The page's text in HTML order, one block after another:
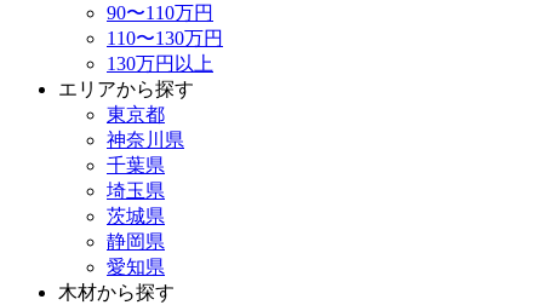
90〜110万円
110〜130万円
130万円以上
エリアから探す
東京都
神奈川県
千葉県
埼玉県
茨城県
静岡県
愛知県
木材から探す